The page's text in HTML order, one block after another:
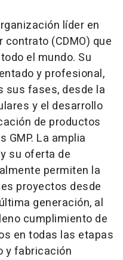
líder en
(CDMO) que
el mundo. Su
y profesional,
sus fases, desde la
y el desarrollo
de productos
La amplia
su oferta de
permiten la
proyectos desde
generación, al
cumplimiento de
en todas las etapas
y fabricación